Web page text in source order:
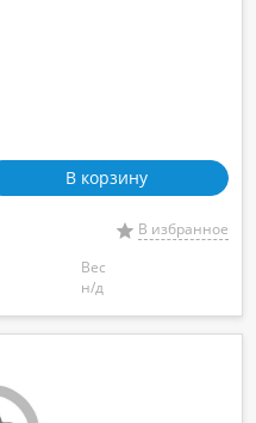
В корзину
В избранное
Вес
н/д